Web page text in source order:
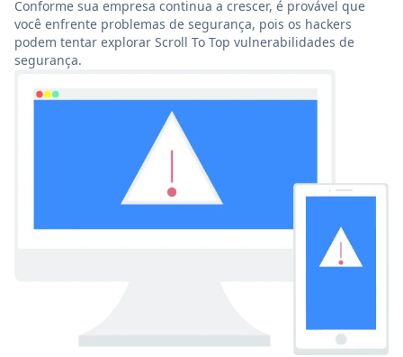
Conforme sua empresa continua a crescer, é provável que
você enfrente problemas de segurança, pois os hackers
podem tentar explorar Scroll To Top vulnerabilidades de
segurança.